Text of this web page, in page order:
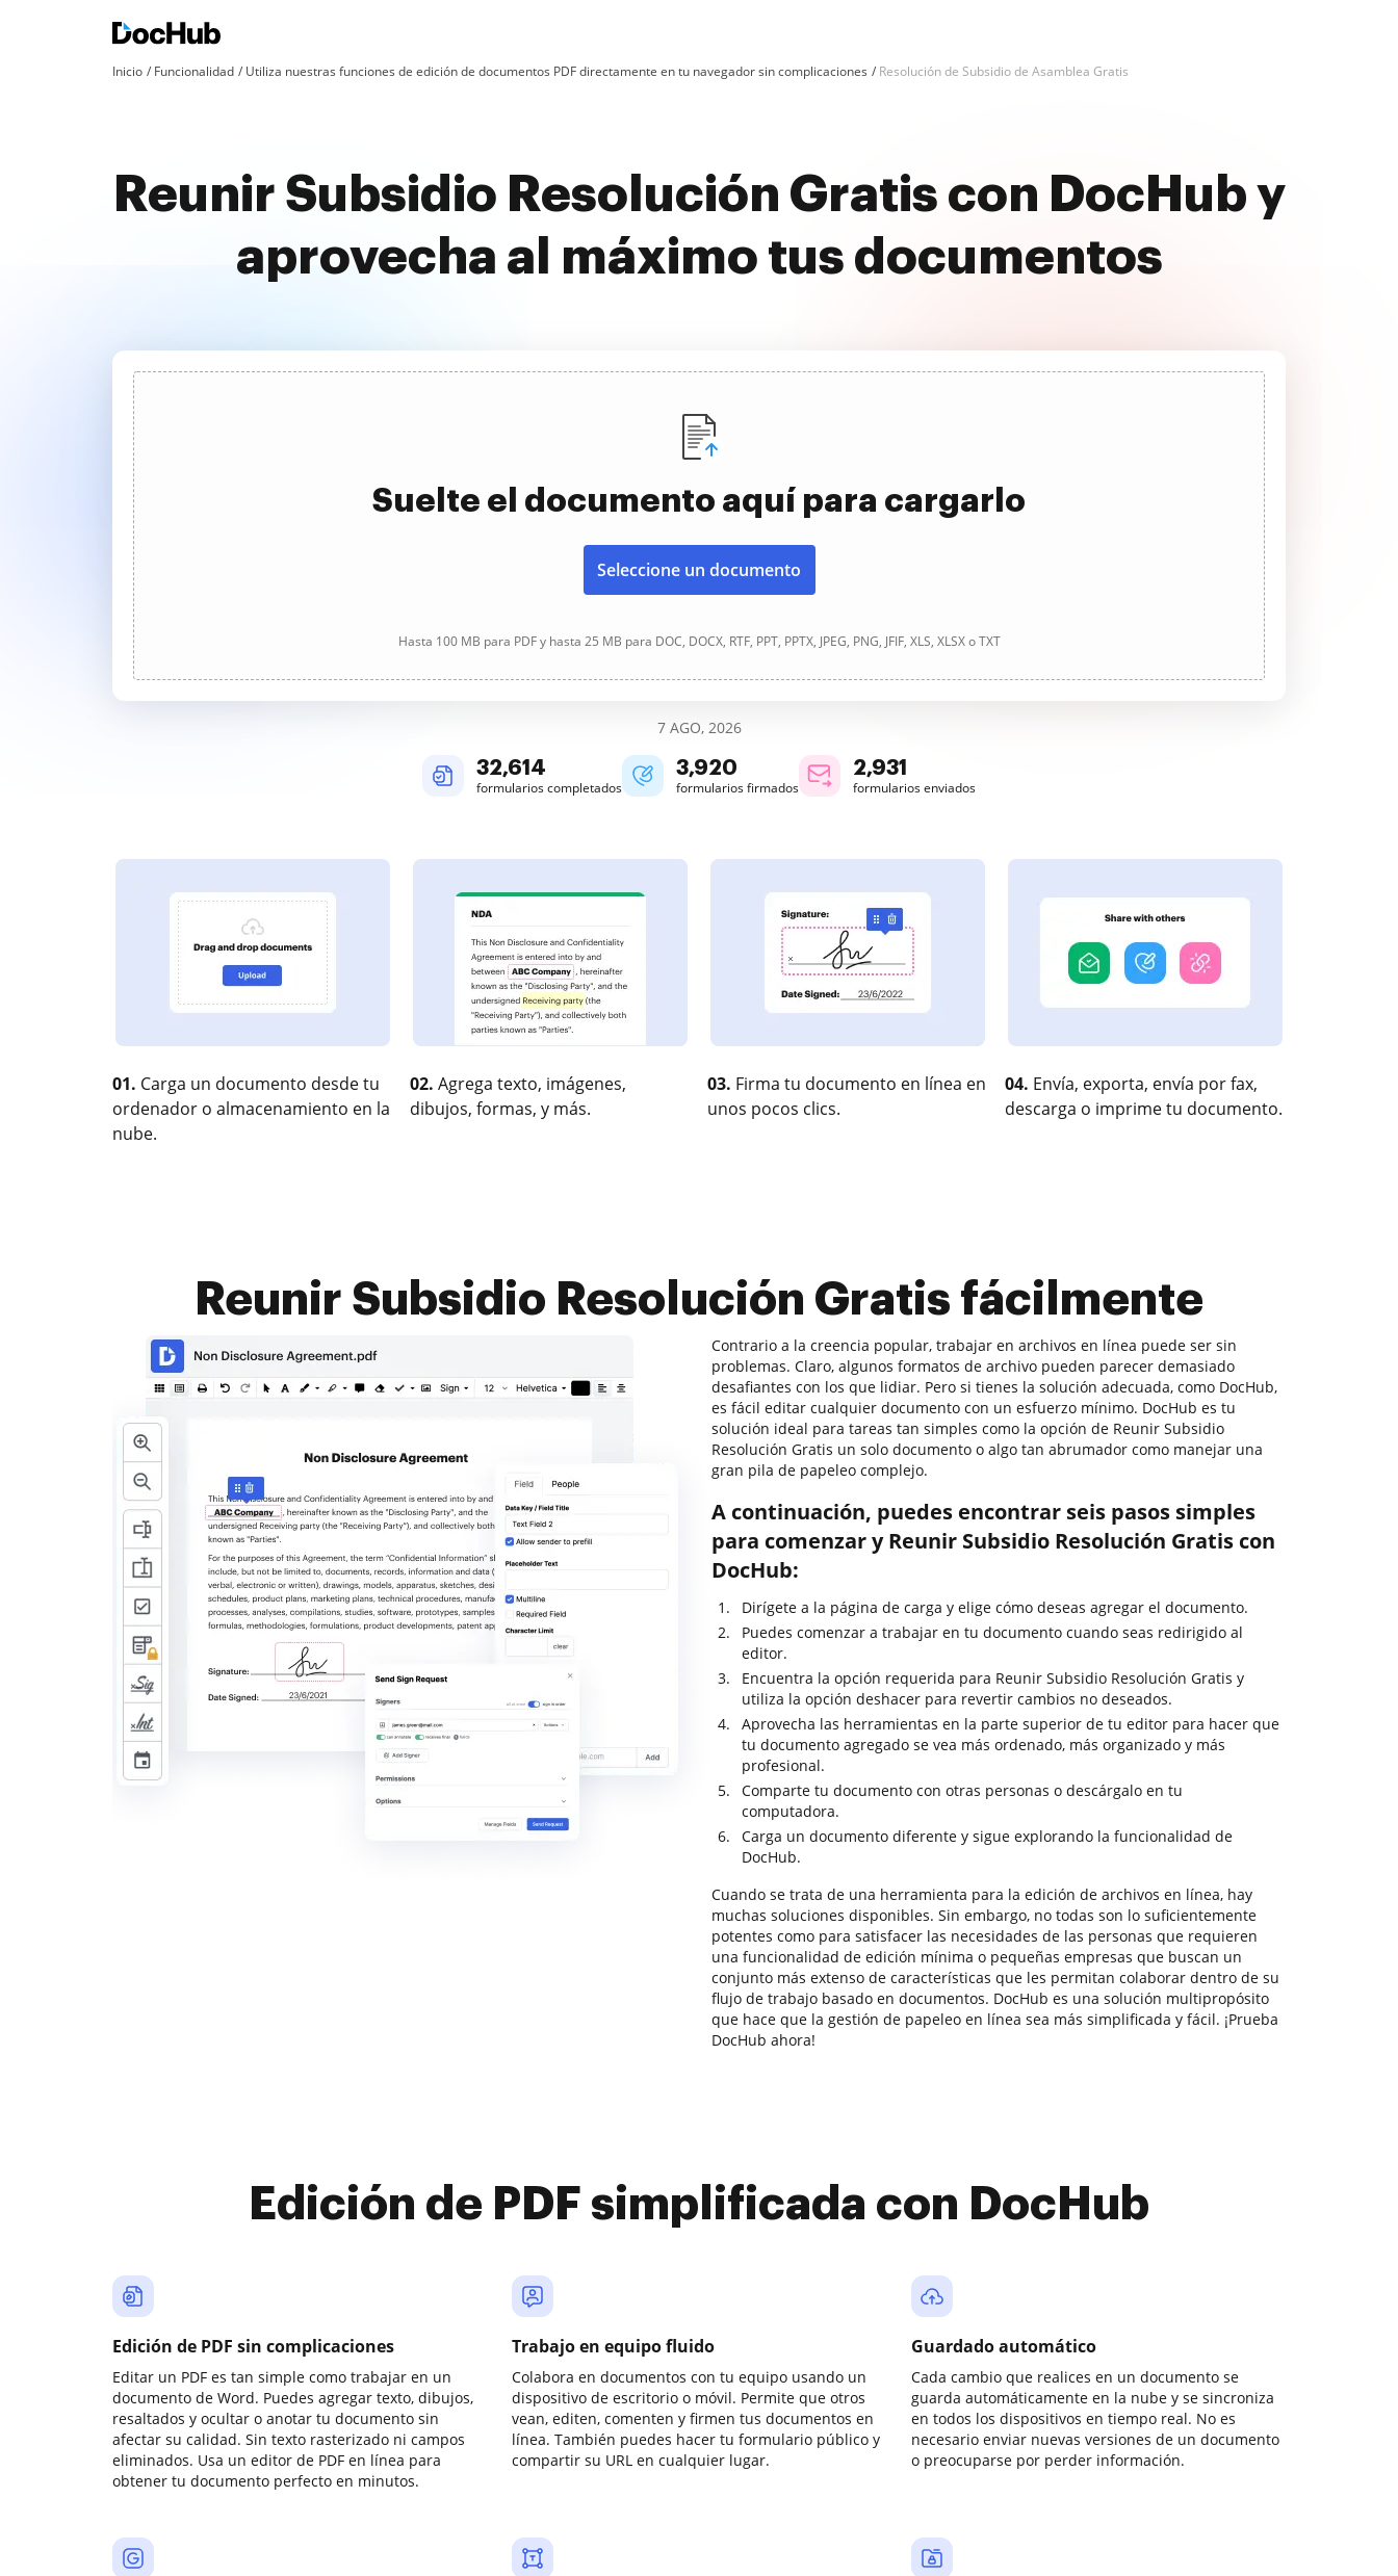
Inicio Funcionalidad Utiliza nuestras funciones de edición de documentos PDF directamente en tu navegador sin complicaciones Resolución de Subsidio de Asamblea Gratis
Reunir Subsidio Resolución Gratis con DocHub y
aprovecha al máximo tus documentos
Suelte el documento aquí para cargarlo
Seleccione un documento
Hasta 100 MB para PDF y hasta 25 MB para DOC, DOCX, RTF, PPT, PPTX, JPEG, PNG, JFIF, XLS, XLSX o TXT
7 AGO, 2026
32,616
formularios completados
3,920
formularios firmados
2,931
formularios enviados
01. Carga un documento desde tu
ordenador o almacenamiento en la
nube.
02. Agrega texto, imágenes,
dibujos, formas, y más.
03. Firma tu documento en línea en
unos pocos clics.
04. Envía, exporta, envía por fax,
descarga o imprime tu documento.
Reunir Subsidio Resolución Gratis fácilmente
Contrario a la creencia popular, trabajar en archivos en línea puede ser sin
problemas. Claro, algunos formatos de archivo pueden parecer demasiado
desafiantes con los que lidiar. Pero si tienes la solución adecuada, como DocHub,
es fácil editar cualquier documento con un esfuerzo mínimo. DocHub es tu
solución ideal para tareas tan simples como la opción de Reunir Subsidio
Resolución Gratis un solo documento o algo tan abrumador como manejar una
gran pila de papeleo complejo.
A continuación, puedes encontrar seis pasos simples
para comenzar y Reunir Subsidio Resolución Gratis con
DocHub:
Dirígete a la página de carga y elige cómo deseas agregar el documento.
Puedes comenzar a trabajar en tu documento cuando seas redirigido al
editor.
Encuentra la opción requerida para Reunir Subsidio Resolución Gratis y
utiliza la opción deshacer para revertir cambios no deseados.
Aprovecha las herramientas en la parte superior de tu editor para hacer que
tu documento agregado se vea más ordenado, más organizado y más
profesional.
Comparte tu documento con otras personas o descárgalo en tu
computadora.
Carga un documento diferente y sigue explorando la funcionalidad de
DocHub.
Cuando se trata de una herramienta para la edición de archivos en línea, hay
muchas soluciones disponibles. Sin embargo, no todas son lo suficientemente
potentes como para satisfacer las necesidades de las personas que requieren
una funcionalidad de edición mínima o pequeñas empresas que buscan un
conjunto más extenso de características que les permitan colaborar dentro de su
flujo de trabajo basado en documentos. DocHub es una solución multipropósito
que hace que la gestión de papeleo en línea sea más simplificada y fácil. ¡Prueba
DocHub ahora!
Edición de PDF simplificada con DocHub
Edición de PDF sin complicaciones
Editar un PDF es tan simple como trabajar en un
documento de Word. Puedes agregar texto, dibujos,
resaltados y ocultar o anotar tu documento sin
afectar su calidad. Sin texto rasterizado ni campos
eliminados. Usa un editor de PDF en línea para
obtener tu documento perfecto en minutos.
Trabajo en equipo fluido
Colabora en documentos con tu equipo usando un
dispositivo de escritorio o móvil. Permite que otros
vean, editen, comenten y firmen tus documentos en
línea. También puedes hacer tu formulario público y
compartir su URL en cualquier lugar.
Guardado automático
Cada cambio que realices en un documento se
guarda automáticamente en la nube y se sincroniza
en todos los dispositivos en tiempo real. No es
necesario enviar nuevas versiones de un documento
o preocuparse por perder información.